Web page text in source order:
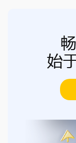
始